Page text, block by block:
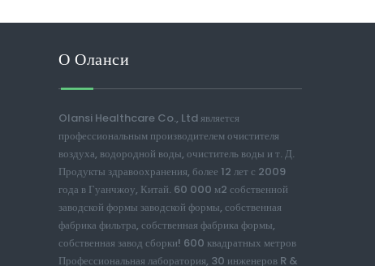
О Оланси
Olansi Healthcare Co., Ltd является
профессиональным производителем очистителя
воздуха, водородной воды, очиститель воды и т. Д.
Продукты здравоохранения, более 12 лет с 2009
года в Гуанчжоу, Китай. 60 000 м2 собственной
заводской формы заводской формы, собственная
фабрика фильтра, собственная фабрика формы,
собственная завод сборки! 600 квадратных метров
Профессиональная лаборатория, 30 инженеров R &